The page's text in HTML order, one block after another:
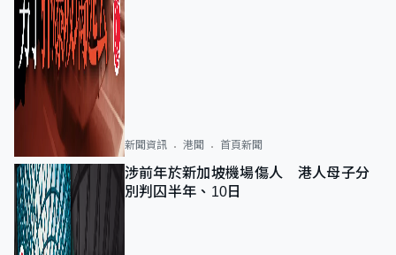
新聞資訊 港聞 首頁新聞
涉前年於新加坡機場傷人 港人母子分
別判囚半年、10日